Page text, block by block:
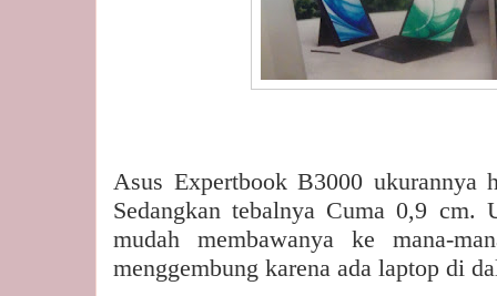
Asus Expertbook B3000 ukurannya
Sedangkan tebalnya Cuma 0,9 cm.
mudah membawanya ke mana-
menggembung karena ada laptop di